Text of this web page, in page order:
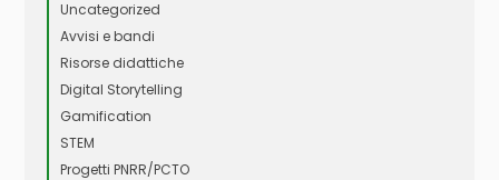
Uncategorized
Avvisi e bandi
Risorse didattiche
Digital Storytelling
Gamification
STEM
Progetti PNRR/PCTO